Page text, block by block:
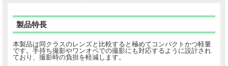
製品特長
本製品は同クラスのレンズと比較すると極めてコンパクトかつ軽量
です。手持ち撮影やワンオペでの撮影にも対応するように設計され
ており、撮影時の負担を軽減します。